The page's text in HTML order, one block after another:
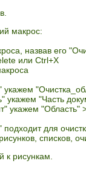
макрос:
назвав его
или Ctrl+X
укажем
укажем "Часть
укажем "Область"
подходит для
списков,
к рисункам.